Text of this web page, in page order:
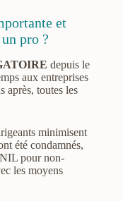
et
pro ?
depuis le
aux entreprises
après, toutes les
minimisent
été condamnés,
pour non-
les moyens